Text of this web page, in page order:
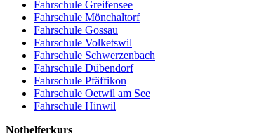
Fahrschule Greifensee
Fahrschule Mönchaltorf
Fahrschule Gossau
Fahrschule Volketswil
Fahrschule Schwerzenbach
Fahrschule Dübendorf
Fahrschule Pfäffikon
Fahrschule Oetwil am See
Fahrschule Hinwil
Nothelferkurs